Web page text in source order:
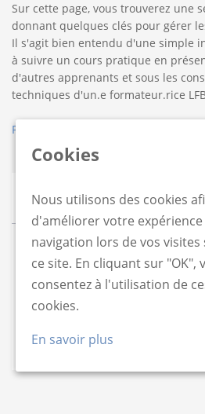
Sur cette page, vous trouverez une
donnant quelques clés pour gérer
Il s'agit bien entendu d'une simple
à suivre un cours pratique en
d'autres apprenants et sous les
techniques d'un.e formateur.rice
Faites le pas vers votre formation
Cookies
Nous utilisons des cookies
d'améliorer votre expérience
navigation lors de vos visites
ce site. En cliquant sur "OK",
consentez à l'utilisation de
cookies.
En savoir plus